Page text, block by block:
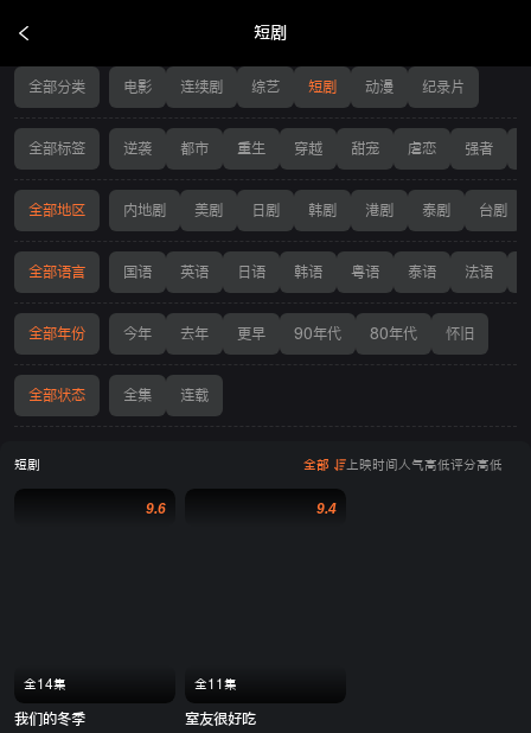
短剧
短剧
全部分类 电影 连续剧 综艺 短剧 动漫 纪录片
全部标签 逆袭 都市 重生 穿越 甜宠 虐恋 强者
全部地区 内地剧 美剧 日剧 韩剧 港剧 泰剧 台剧
全部语言 国语 英语 日语 韩语 粤语 泰语 法语
全部年份 今年 去年 更早 90年代 80年代 怀旧
全部状态 全集 连载
短剧 全部 上映时间 人气高低评分高低
9.6
全14集
我们的冬季
9.4
全11集
室友很好吃